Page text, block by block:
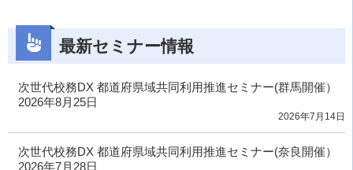
最新セミナー情報
次世代校務DX 都道府県域共同利用推進セミナー(群馬開催）
2026年8月25日
2026年7月14日
次世代校務DX 都道府県域共同利用推進セミナー(奈良開催）
2026年7月28日